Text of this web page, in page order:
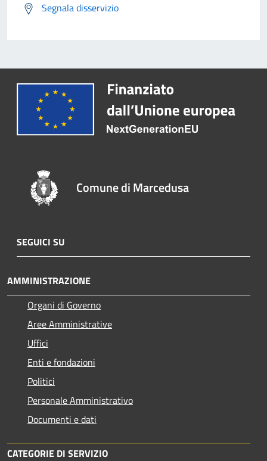
Segnala disservizio
Comune di Marcedusa
SEGUICI SU
AMMINISTRAZIONE
Organi di Governo
Aree Amministrative
Uffici
Enti e fondazioni
Politici
Personale Amministrativo
Documenti e dati
CATEGORIE DI SERVIZIO